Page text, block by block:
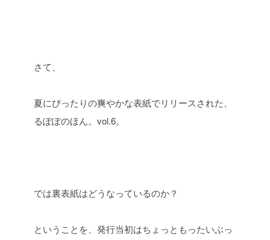
さて、
夏にぴったりの爽やかな表紙でリリースされた、
るぽぽのほん。vol.6。
では裏表紙はどうなっているのか？
ということを、発行当初はちょっともったいぶっ